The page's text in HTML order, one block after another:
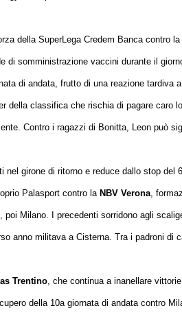
della SuperLega Credem Banca contro
di somministrazione vaccini durante il
di andata, frutto di una reazione
della classifica che rischia di pagare caro
Contro i ragazzi di Bonitta, Leon può
nel girone di ritorno e reduce dallo stop
Palasport contro la NBV Verona,
poi Milano. I precedenti sorridono agli
anno militava a Cisterna. Tra i padroni di
Trentino, che continua a inanellare
della 10a giornata di andata contro